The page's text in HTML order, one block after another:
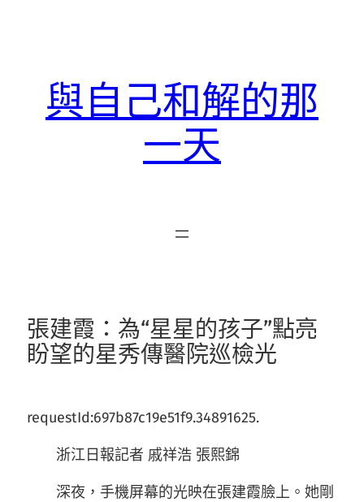
與自己和解的那
一天
張建霞：為“星星的孩子”點亮
盼望的星秀傳醫院巡檢光
requestId:697b87c19e51f9.34891625.
浙江日報記者 戚祥浩 張熙錦
深夜，手機屏幕的光映在張建霞臉上。她剛